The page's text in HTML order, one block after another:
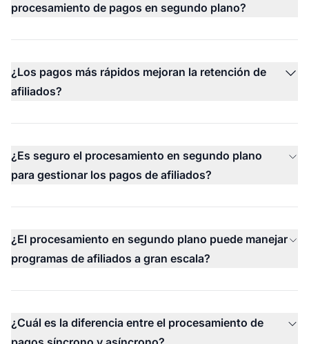
procesamiento de pagos en segundo plano?
¿Los pagos más rápidos mejoran la retención de
afiliados?
¿Es seguro el procesamiento en segundo plano
para gestionar los pagos de afiliados?
¿El procesamiento en segundo plano puede manejar
programas de afiliados a gran escala?
¿Cuál es la diferencia entre el procesamiento de